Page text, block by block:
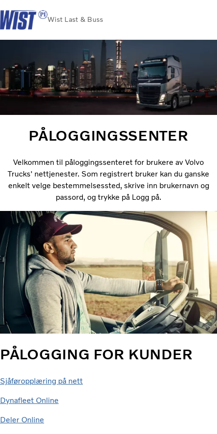
Wist Last & Buss
Kundeportal
Volvo Trucks
Renault Trucks
Brukte Lastebiler
Ledige stillinger
PÅLOGGINGSSENTER
Velkommen til påloggingssenteret for brukere av Volvo
Trucks' nettjenester. Som registrert bruker kan du ganske
enkelt velge bestemmelsessted, skrive inn brukernavn og
passord, og trykke på Logg på.
PÅLOGGING FOR KUNDER
Sjåføropplæring på nett
Dynafleet Online
Deler Online